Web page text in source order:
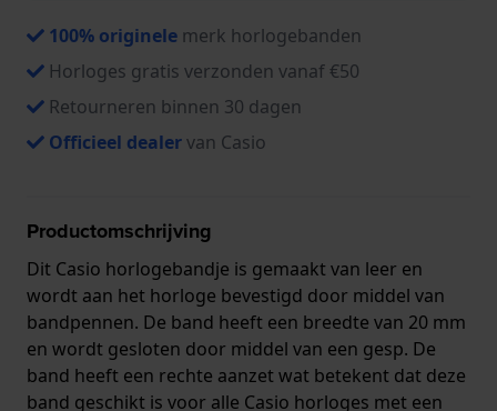
100% originele merk horlogebanden
Horloges gratis verzonden vanaf €50
Retourneren binnen 30 dagen
Officieel dealervan Casio
Productomschrijving
Dit Casio horlogebandje is gemaakt van leer en
wordt aan het horloge bevestigd door middel van
bandpennen. De band heeft een breedte van 20 mm
en wordt gesloten door middel van een gesp. De
band heeft een rechte aanzet wat betekent dat deze
band geschikt is voor alle Casio horloges met een